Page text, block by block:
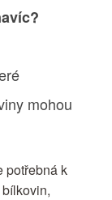
mohou
k